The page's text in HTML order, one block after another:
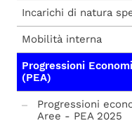
Incarichi di natura
Mobilità interna
Progressioni
(PEA)
Progressioni
Aree - PEA 2025